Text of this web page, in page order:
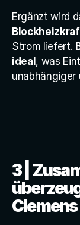
Strom liefert.
ideal , was
3 |